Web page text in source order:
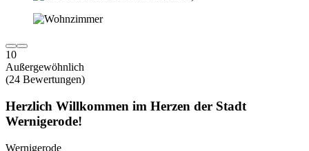
10
Außergewöhnlich
(24 Bewertungen)
Herzlich Willkommen im Herzen der Stadt
Wernigerode!
Wernigerode